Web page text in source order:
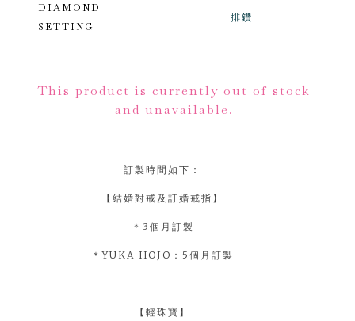
DIAMOND
SETTING
排鑽
This product is currently out of stock
and unavailable.
訂製時間如下：
【結婚對戒及訂婚戒指】
＊3個月訂製
＊YUKA HOJO：5個月訂製
【輕珠寶】